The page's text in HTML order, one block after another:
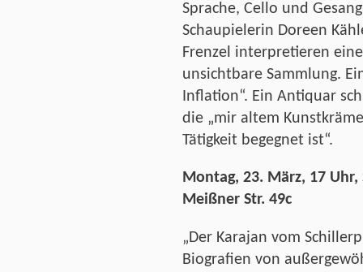
Sprache, Cello und
Schaupielerin Doreen
Frenzel interpretieren
unsichtbare Sammlung.
Inflation“. Ein Antiquar
die „mir altem
Tätigkeit begegnet ist“.
Montag, 23. März, 17
Meißner Str. 49c
„ Der Karajan vom
Biografien von